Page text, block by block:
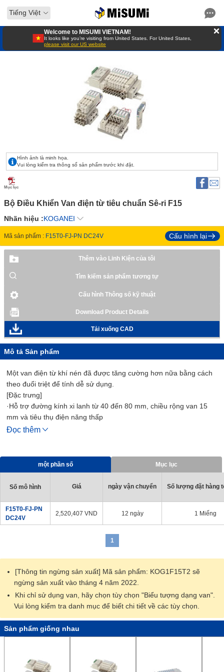
Tiếng Việt
Welcome to MISUMI VIETNAM!
It looks like you’re visiting from United States. For United States,
please visit our US website
Hình ảnh là minh họa.
Vui lòng kiểm tra thông số sản phẩm trước khi đặt.
Mục lục
Bộ Điều Khiển Van điện từ tiêu chuẩn Sê-ri F15
Nhãn hiệu :KOGANEI
Mã sản phẩm : F15T0-FJ-PN DC24V Cấu hình lại
Thêm vào Linh Kiện của tôi
Tìm kiếm sản phẩm tương tự
Cấu hình Thông số kỹ thuật
Download Product Details
Tải xuống CAD
Mô tả Sản phẩm
Một van điện từ khí nén đã được tăng cường hơn nữa bằng cách
theo đuổi triệt để tính dễ sử dụng.
[Đặc trưng]
·Hỗ trợ đường kính xi lanh từ 40 đến 80 mm, chiều rộng van 15
mm và tiêu thụ điện năng thấp
·Cung cấp một dạng van điện từ mới với nhiều biến thể như loại
・ Tương thích với các thiết bị khí nén và dây chuyền sản xuất
trong mọi ngành nghề
Đọc thêm
một phần số Mục lục
Số mô hình Giá ngày vận chuyển Số lượng đặt hàng
F15T0-FJ-PN
DC24V
2,520,407 VND 12 ngày 1 Miếng
1
[Thông tin ngừng sản xuất] Mã sản phẩm: KOG1F15T2 sẽ
ngừng sản xuất vào tháng 4 năm 2022.
Khi chỉ sử dụng van, hãy chọn tùy chọn "Biểu tượng dạng van".
Vui lòng kiểm tra danh mục để biết chi tiết về các tùy chọn.
Sản phẩm giống nhau